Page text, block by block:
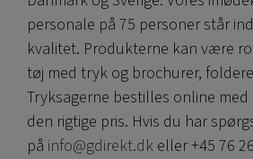
personale på 75 personer står
kvalitet. Produkterne kan være
tøj med tryk og brochurer,
Tryksagerne bestilles online
den rigtige pris. Hvis du har
på info@gdirekt.dk eller +45 76